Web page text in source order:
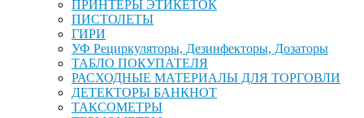
ПРИНТЕРЫ ЭТИКЕТОК
ПИСТОЛЕТЫ
ГИРИ
УФ Рециркуляторы, Дезинфекторы, Дозаторы
ТАБЛО ПОКУПАТЕЛЯ
РАСХОДНЫЕ МАТЕРИАЛЫ ДЛЯ ТОРГОВЛИ
ДЕТЕКТОРЫ БАНКНОТ
ТАКСОМЕТРЫ